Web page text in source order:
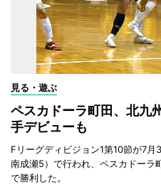
見る・遊ぶ
ペスカドーラ町田、北
手デビューも
Fリーグディビジョン1第10節が7
南成瀬5）で行われ、ペスカドーラ
で勝利した。